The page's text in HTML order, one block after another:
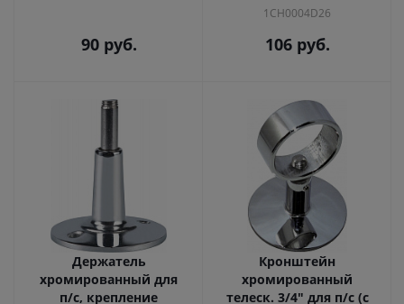
90руб.
1CH0004D26
106руб.
Держатель
хромированный для
п/с, крепление
Кронштейн
хромированный
телеск. 3/4" для п/с (с